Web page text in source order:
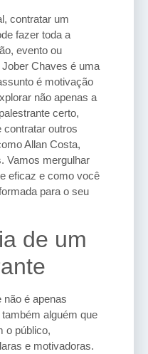
contratar um
fazer toda a
evento ou
Chaves é uma
é motivação
não apenas a
certo,
contratar outros
Allan Costa,
Vamos mergulhar
eficaz e como você
para o seu
de um
não é apenas
alguém que
o público,
e motivadoras.